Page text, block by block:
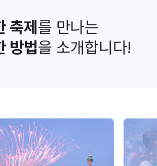
축제 를 만나는
방법을 소개합니다!